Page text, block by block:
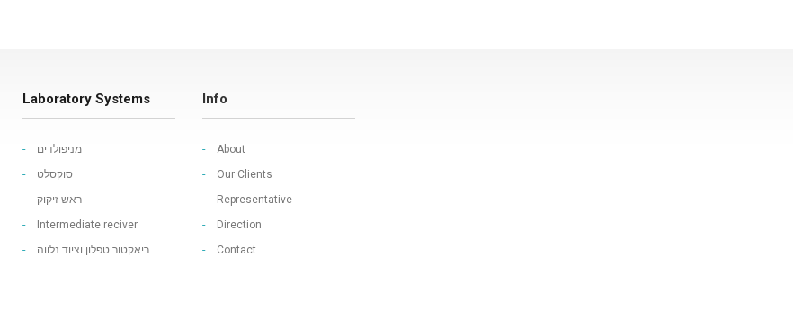
Laboratory Systems
מניפולדים
סוקסלט
ראש זיקוק
Intermediate reciver
ריאקטור טפלון וציוד נלווה
Info
About
Our Clients
Representative
Direction
Contact